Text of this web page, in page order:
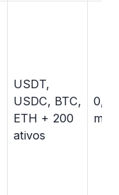
USDT,
USDC, BTC,
ETH + 200
ativos